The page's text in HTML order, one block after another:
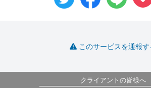
このサービスを通報す
クライアントの皆様へ